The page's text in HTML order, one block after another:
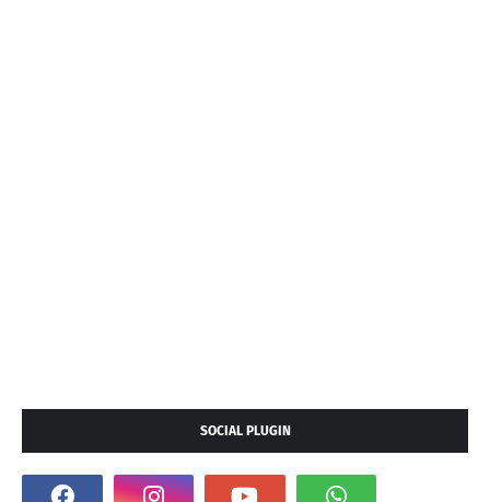
SOCIAL PLUGIN